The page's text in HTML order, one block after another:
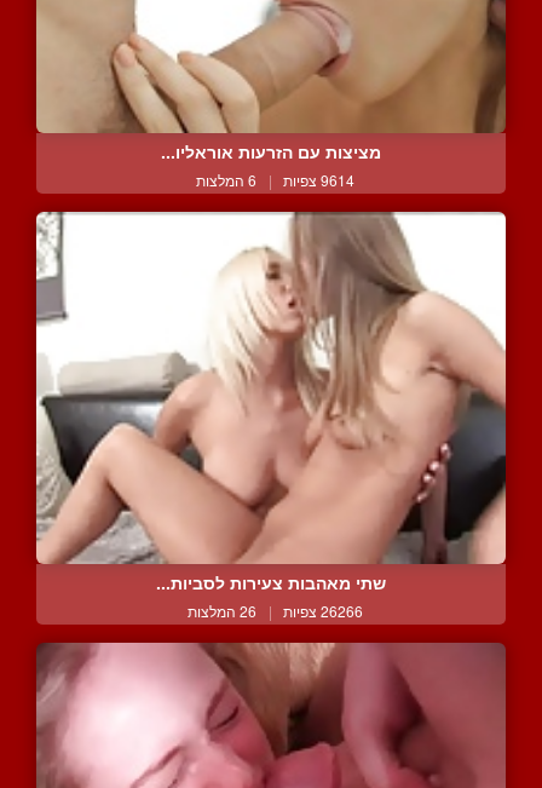
מציצות עם הזרעות אוראליו...
9614 צפיות | 6 המלצות
שתי מאהבות צעירות לסביות...
26266 צפיות | 26 המלצות